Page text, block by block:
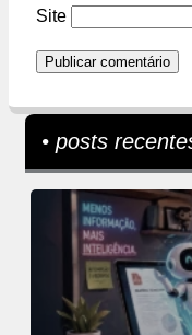
Site
• posts